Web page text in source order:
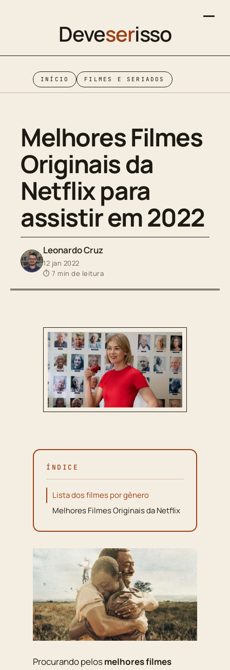
Deveserisso
INÍCIO FILMES E SERIADOS
Melhores Filmes
Originais da
Netflix para
assistir em 2022
Leonardo Cruz
12 jan 2022
⏱ 7 min de leitura
ÍNDICE
Lista dos filmes por gênero
Melhores Filmes Originais da Netflix
Procurando pelosmelhores filmes